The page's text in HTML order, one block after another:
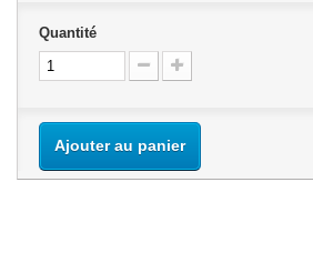
Quantité
Ajouter au panier